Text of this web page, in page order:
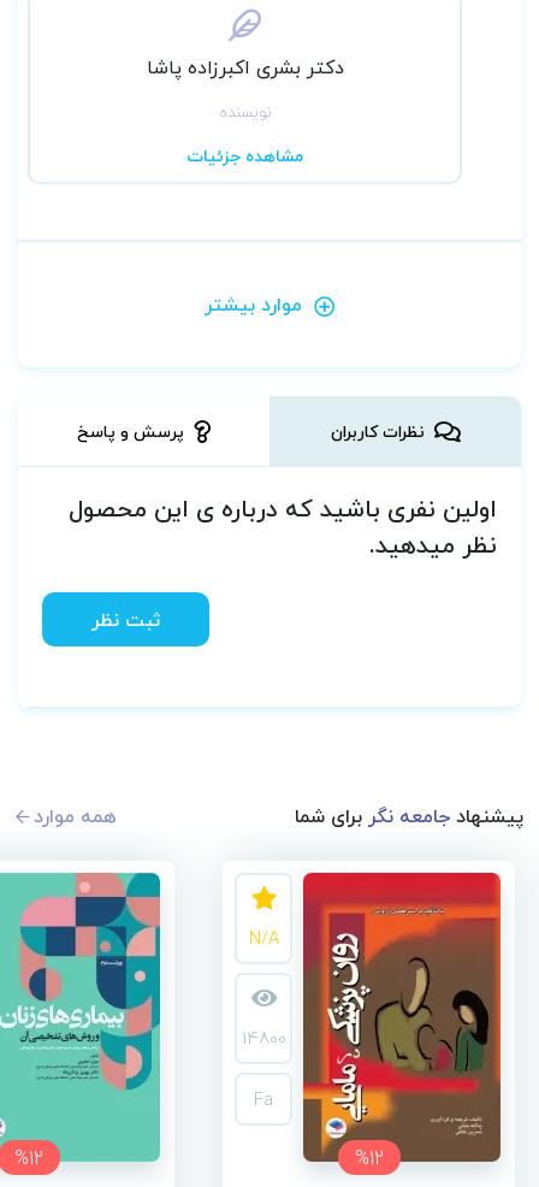
دکتر بشری اکبرزاده پاشا
نویسنده
مشاهده جزئیات
موارد بیشتر
نظرات کاربران پرسش و پاسخ
اولین نفری باشید که درباره ی این محصول
نظر میدهید.
ثبت نظر
پیشنهادجامعه نگربرای شما همه موارد
%12
N/A
14800
Fa
%12